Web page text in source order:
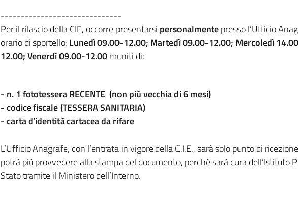
------------------------------
Per il rilascio della CIE, occorre presentarsi personalmentepresso l’Ufficio
orario di sportello: Lunedì 09.00-12.00; Martedì 09.00-12.00; Mercoledì
12.00; Venerdì 09.00-12.00muniti di:
- n. 1 fototessera RECENTE (non più vecchia di 6 mesi)
- codice fiscale (TESSERA SANITARIA)
- carta d’identità cartacea da rifare
L’Ufficio Anagrafe, con l’entrata in vigore della C.I.E., sarà solo punto di
potrà più provvedere alla stampa del documento, perché sarà cura dell’Istituto
Stato tramite il Ministero dell’Interno.